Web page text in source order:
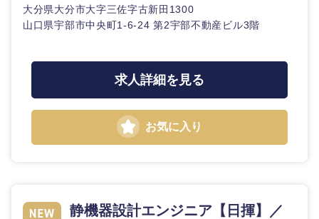
大分県大分市大字三佐字古新田1300
山口県宇部市中央町1-6-24 第2宇部不動産ビル3階
求人詳細を見る
お気に入り
静機器設計エンジニア【日揮】／